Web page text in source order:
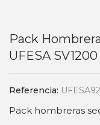
Pack
UFESA SV1200
Referencia:
Pack hombreras